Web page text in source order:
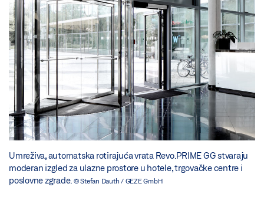
Umreživa, automatska rotirajuća vrata Revo.PRIME GG stvaraju
moderan izgled za ulazne prostore u hotele, trgovačke centre i
poslovne zgrade. © Stefan Dauth / GEZE GmbH